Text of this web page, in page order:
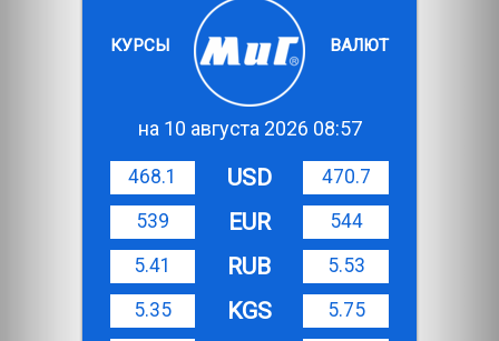
КУРСЫ ВАЛЮТ
на 10 августа 2026 08:57
468.1 USD
470.7
539
EUR
544
5.41
RUB
5.53
5.35
KGS
5.75